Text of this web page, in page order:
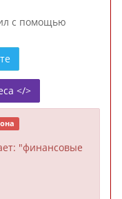
с помощью
</>
"финансовые